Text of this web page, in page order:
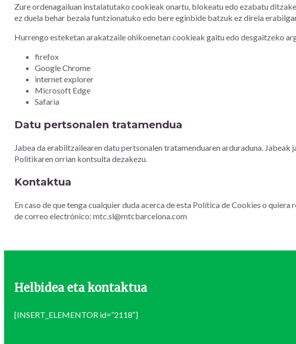
Zure ordenagailuan instalatutako cookieak onartu, blokeatu edo ezabatu
ez duela behar bezala funtzionatuko edo bere eginbide batzuk ez direla
Hurrengo esteketan arakatzaile ohikoenetan cookieak gaitu edo desgaitzeko
firefox
Google Chrome
internet explorer
Microsoft Edge
Safaria
Datu pertsonalen tratamendua
Jabea da erabiltzailearen datu pertsonalen tratamenduaren arduraduna.
Politikaren orrian kontsulta dezakezu.
Kontaktua
En caso de que tenga cualquier duda acerca de esta Política de Cookies o
de correo electrónico: mtc.sl@mtcbarcelona.com
Helbidea eta kontaktua
[INSERT_ELEMENTOR id=”2118″]